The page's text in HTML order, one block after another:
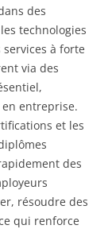
des
technologies
à forte
via des
entreprise.
et les
des
résoudre des
qui renforce